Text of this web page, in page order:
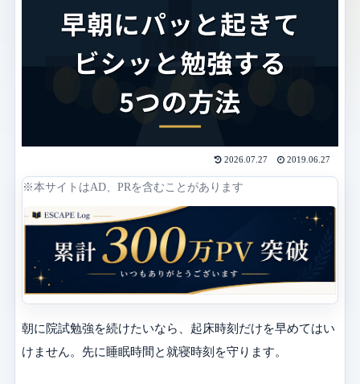
2026.07.27 2019.06.27
※本サイトはAD、PRを含むことがあります
朝に院試勉強を続けたいなら、起床時刻だけを早めてはい
けません。先に睡眠時間と就寝時刻を守ります。